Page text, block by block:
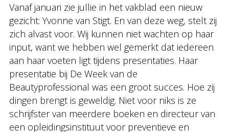
Vanaf januari zie jullie in het vakblad een nieuw
gezicht: Yvonne van Stigt. En van deze weg, stelt zij
zich alvast voor. Wij kunnen niet wachten op haar
input, want we hebben wel gemerkt dat iedereen
aan haar voeten ligt tijdens presentaties. Haar
presentatie bij De Week van de
Beautyprofessional was een groot succes. Hoe zij
dingen brengt is geweldig. Niet voor niks is ze
schrijfster van meerdere boeken en directeur van
een opleidingsinstituut voor preventieve en